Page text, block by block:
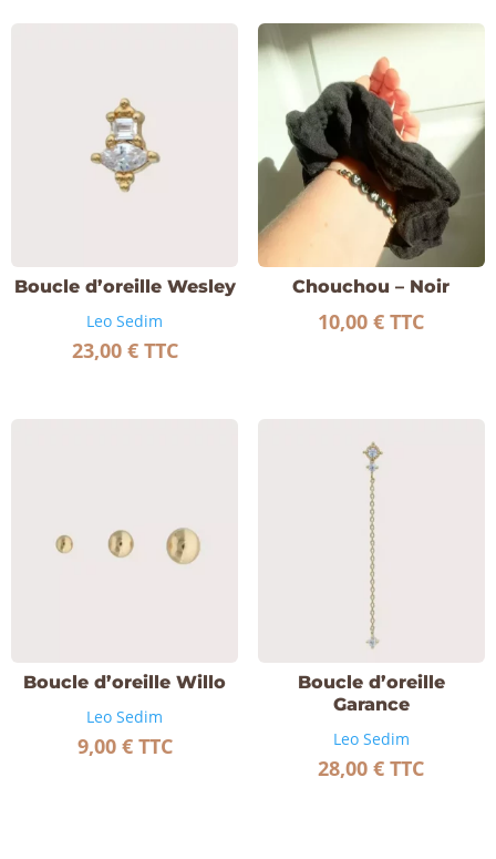
Boucle d’oreille Wesley
Leo Sedim
23,00 € TTC
Chouchou – Noir
10,00€ TTC
Boucle d’oreille Willo
Leo Sedim
9,00 € TTC
Boucle d’oreille
Garance
Leo Sedim
28,00€ TTC